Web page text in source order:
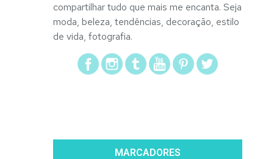
compartilhar tudo que mais me encanta. Seja
moda, beleza, tendências, decoração, estilo
de vida, fotografia.
MARCADORES